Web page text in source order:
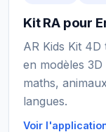
Kit RA pour
AR Kids Kit
en modèles
maths,
langues.
Voir